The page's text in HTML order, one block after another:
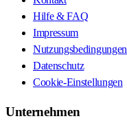
Hilfe & FAQ
Impressum
Nutzungsbedingungen
Datenschutz
Cookie-Einstellungen
Unternehmen